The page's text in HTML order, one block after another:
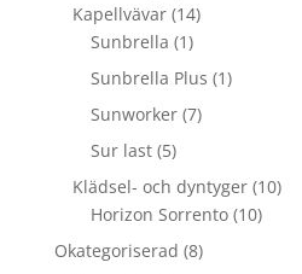
Kapellvävar (14)
Sunbrella (1)
Sunbrella Plus (1)
Sunworker (7)
Sur last (5)
Klädsel- och dyntyger (10)
Horizon Sorrento (10)
Okategoriserad (8)